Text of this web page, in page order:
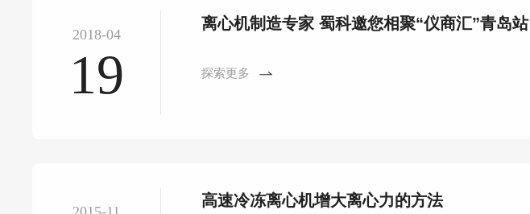
2018-04
19
离心机制造专家 蜀科邀您相聚“仪商汇”青岛站
探索更多
高速冷冻离心机增大离心力的方法